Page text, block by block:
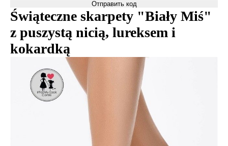
Отправить код
Świąteczne skarpety "Biały Miś"
z puszystą nicią, lureksem i
kokardką